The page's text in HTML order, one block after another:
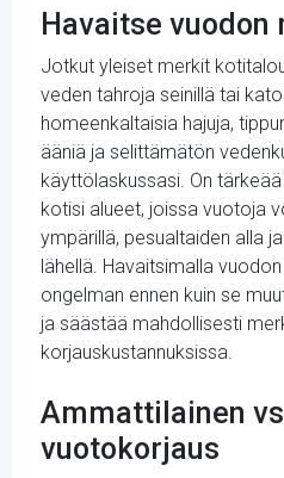
Havaitse
Jotkut yleiset merkit
veden tahroja seinillä tai
homeenkaltaisia hajuja,
ääniä ja selittämätön
käyttölaskussasi. On
kotisi alueet, joissa vuotoja
ympärillä, pesualtaiden alla
lähellä. Havaitsimalla
ongelman ennen kuin se
ja säästää mahdollisesti
korjauskustannuksissa.
Ammattilainen
vuotokorjaus